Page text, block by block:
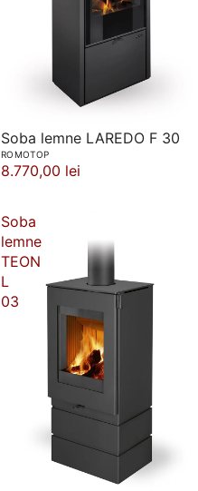
Soba lemne LAREDO F 30
ROMOTOP
8.770,00 lei
Soba
lemne
TEON
L
03